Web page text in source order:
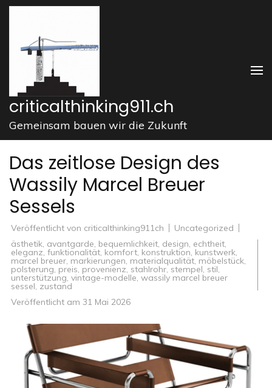
Zum
springen
drücken)
criticalthinking911.ch
Gemeinsam bauen wir die Zukunft
Das zeitlose Design des
Wassily Marcel Breuer
Sessels
Veröffentlicht von criticalthinking911ch
Uncategorized
ästhetik, avantgarde, bequemlichkeit, design, echtheit,
eleganz, funktionalität, komfort, konstruktion, kunstwerk,
marcel breuer, markierungen, materialqualität, möbelstück,
polsterung, preis, provenienz, stahlrohr, stempel, stil,
unterstützung, vintage-modelle, wassily marcel breuer
sessel, zustand
Veröffentlicht am 31 Mai 2026